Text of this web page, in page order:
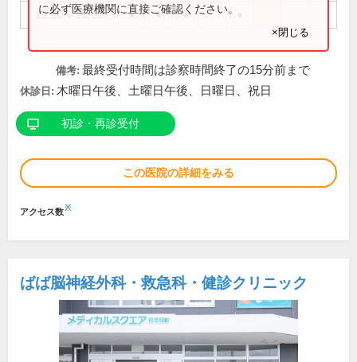
15:00～19:00 ● ● ●
に必ず医療機関に直接ご確認ください。
×閉じる
備考: 最終受付時間は診察時間終了の15分前まで
休診日: 木曜日午後、土曜日午後、日曜日、祝日
初診・再診受付
この医院の詳細をみる
アクセス数※
ばば脳神経外科・救急科・健診クリニック